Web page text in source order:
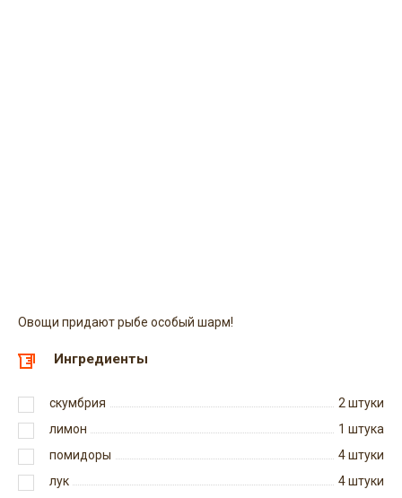
Овощи придают рыбе особый шарм!
Ингредиенты
скумбрия 2 штуки
лимон
1 штука
помидоры
4штуки
лук
4штуки